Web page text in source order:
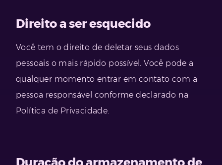
Direito a ser esquecido
Você tem o direito de deletar seus dados
pessoais o mais rápido possível. Você pode a
qualquer momento entrar em contato com a
pessoa responsável conforme declarado na
Política de Privacidade.